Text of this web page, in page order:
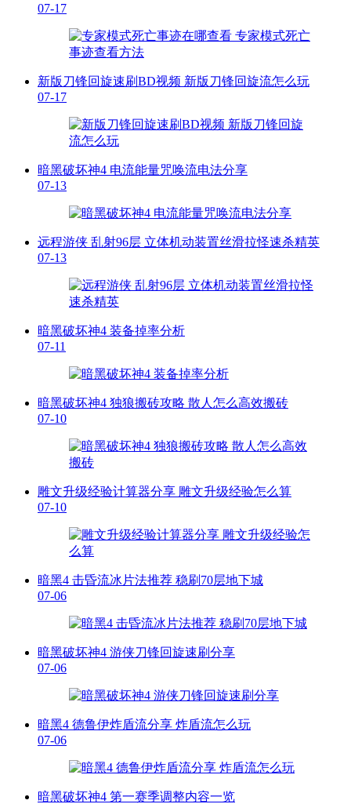
07-17
新版刀锋回旋速刷BD视频 新版刀锋回旋流怎么玩
07-17
暗黑破坏神4 电流能量咒唤流电法分享
07-13
远程游侠 乱射96层 立体机动装置丝滑拉怪速杀精英
07-13
暗黑破坏神4 装备掉率分析
07-11
暗黑破坏神4 独狼搬砖攻略 散人怎么高效搬砖
07-10
雕文升级经验计算器分享 雕文升级经验怎么算
07-10
暗黑4 击昏流冰片法推荐 稳刷70层地下城
07-06
暗黑破坏神4 游侠刀锋回旋速刷分享
07-06
暗黑4 德鲁伊炸盾流分享 炸盾流怎么玩
07-06
暗黑破坏神4 第一赛季调整内容一览